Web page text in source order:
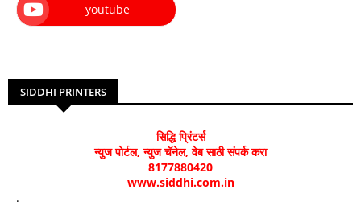
youtube
SIDDHI PRINTERS
सिद्धि प्रिंटर्स
न्युज पोर्टल, न्युज चॅनेल, वेब साठी संपर्क करा
8177880420
www.siddhi.com.in
.